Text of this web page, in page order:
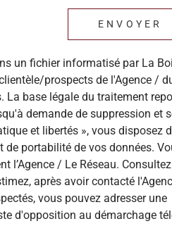
ENVOYER
un fichier informatisé par La
prospects de l'Agence /
La base légale du traitement
demande de suppression et
et libertés », vous disposez
de portabilité de vos données.
l’Agence / Le Réseau.
après avoir contacté
vous pouvez adresser une
d'opposition au démarchage